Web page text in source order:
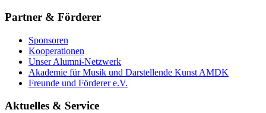
Partner & Förderer
Sponsoren
Kooperationen
Unser Alumni-Netzwerk
Akademie für Musik und Darstellende Kunst AMDK
Freunde und Förderer e.V.
Aktuelles & Service